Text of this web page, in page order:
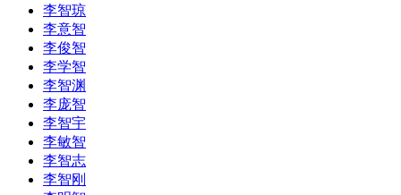
李智琼
李意智
李俊智
李学智
李智渊
李庞智
李智宇
李敏智
李智志
李智刚